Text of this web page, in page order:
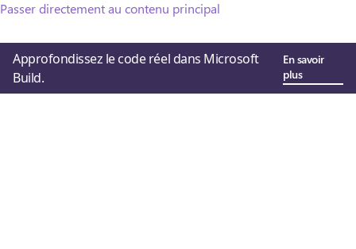
Passer directement au contenu principal
Approfondissez le code réel dans Microsoft
Build.
En savoir
plus